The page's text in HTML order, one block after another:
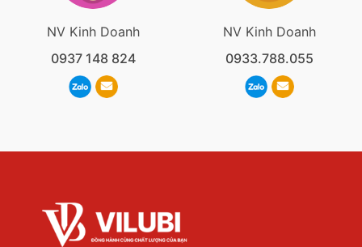
NV Kinh Doanh
0937 148 824
NV Kinh Doanh
0933.788.055